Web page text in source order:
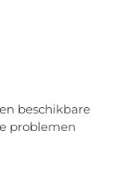
beschikbare
problemen